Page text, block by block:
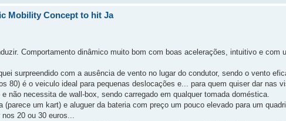
Mobility Concept to hit Ja
Comportamento dinâmico muito bom com boas acelerações, intuitivo e com
surpreendido com a ausência de vento no lugar do condutor, sendo o vento
80) é o veiculo ideal para pequenas deslocações e... para quem quiser dar nas
não necessita de wall-box, sendo carregado em qualquer tomada doméstica.
(parece um kart) e aluguer da bateria com preço um pouco elevado para um
20 ou 30 euros...